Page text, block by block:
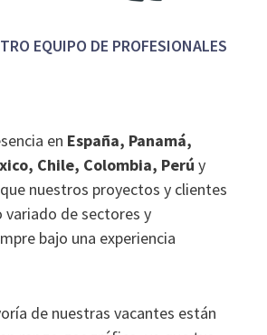
EQUIPO DE PROFESIONALES
en España, Panamá,
Chile, Colombia, Perú y
nuestros proyectos y clientes
variado de sectores y
bajo una experiencia
de nuestras vacantes están